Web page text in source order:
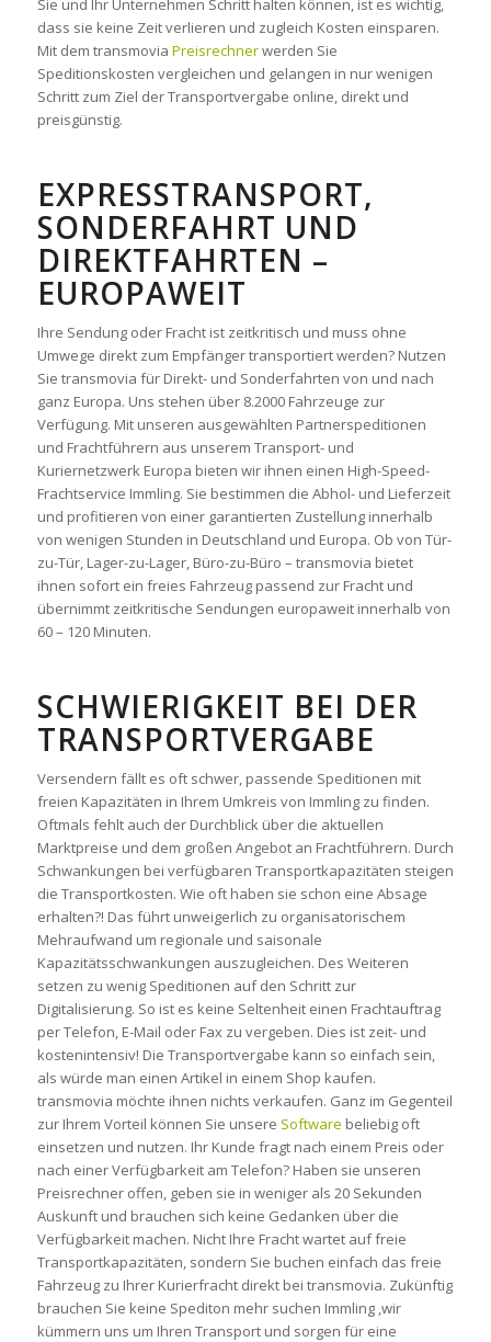
dass sie keine Zeit verlieren und zugleich Kosten einsparen.
Mit dem transmovia Preisrechnerwerden Sie
Speditionskosten vergleichen und gelangen in nur wenigen
Schritt zum Ziel der Transportvergabe online, direkt und
preisgünstig.
EXPRESSTRANSPORT,
SONDERFAHRT UND
DIREKTFAHRTEN –
EUROPAWEIT
Ihre Sendung oder Fracht ist zeitkritisch und muss ohne
Umwege direkt zum Empfänger transportiert werden? Nutzen
Sie transmovia für Direkt- und Sonderfahrten von und nach
ganz Europa. Uns stehen über 8.2000 Fahrzeuge zur
Verfügung. Mit unseren ausgewählten Partnerspeditionen
und Frachtführern aus unserem Transport- und
Kuriernetzwerk Europa bieten wir ihnen einen High-Speed-
Frachtservice Immling. Sie bestimmen die Abhol- und Lieferzeit
und profitieren von einer garantierten Zustellung innerhalb
von wenigen Stunden in Deutschland und Europa. Ob von Tür-
zu-Tür, Lager-zu-Lager, Büro-zu-Büro – transmovia bietet
ihnen sofort ein freies Fahrzeug passend zur Fracht und
übernimmt zeitkritische Sendungen europaweit innerhalb von
60 – 120 Minuten.
SCHWIERIGKEIT BEI DER
TRANSPORTVERGABE
Versendern fällt es oft schwer, passende Speditionen mit
freien Kapazitäten in Ihrem Umkreis von Immling zu finden.
Oftmals fehlt auch der Durchblick über die aktuellen
Marktpreise und dem großen Angebot an Frachtführern. Durch
Schwankungen bei verfügbaren Transportkapazitäten steigen
die Transportkosten. Wie oft haben sie schon eine Absage
erhalten?! Das führt unweigerlich zu organisatorischem
Mehraufwand um regionale und saisonale
Kapazitätsschwankungen auszugleichen. Des Weiteren
setzen zu wenig Speditionen auf den Schritt zur
Digitalisierung. So ist es keine Seltenheit einen Frachtauftrag
per Telefon, E-Mail oder Fax zu vergeben. Dies ist zeit- und
kostenintensiv! Die Transportvergabe kann so einfach sein,
als würde man einen Artikel in einem Shop kaufen.
transmovia möchte ihnen nichts verkaufen. Ganz im Gegenteil
zur Ihrem Vorteil können Sie unsere Software beliebig oft
einsetzen und nutzen. Ihr Kunde fragt nach einem Preis oder
nach einer Verfügbarkeit am Telefon? Haben sie unseren
Preisrechner offen, geben sie in weniger als 20 Sekunden
Auskunft und brauchen sich keine Gedanken über die
Verfügbarkeit machen. Nicht Ihre Fracht wartet auf freie
Transportkapazitäten, sondern Sie buchen einfach das freie
Fahrzeug zu Ihrer Kurierfracht direkt bei transmovia. Zukünftig
brauchen Sie keine Spediton mehr suchen Immling ,wir
kümmern uns um Ihren Transport und sorgen für eine